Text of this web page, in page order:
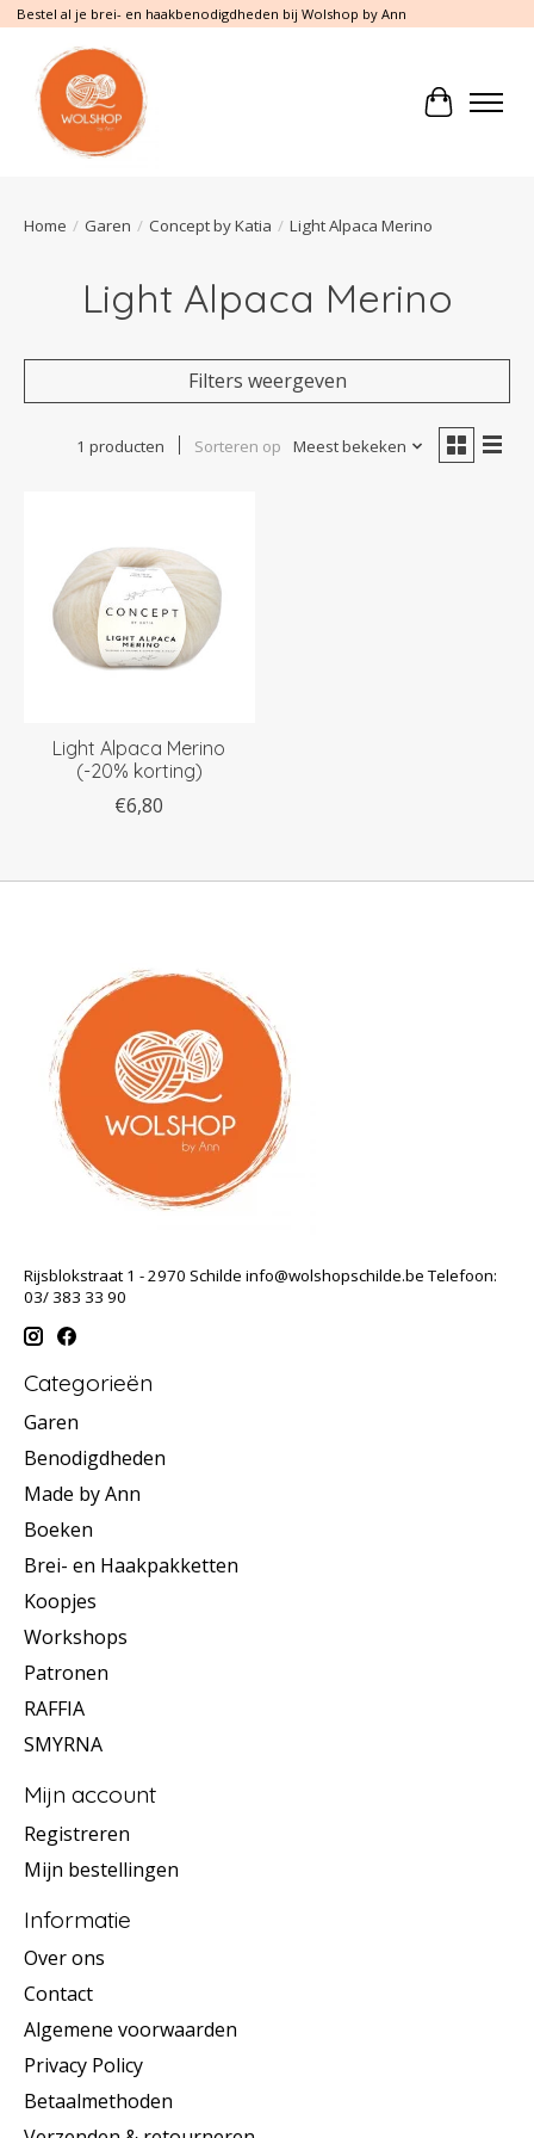
Bestel al je brei- en haakbenodigdheden bij Wolshop by Ann
Home / Garen / Concept by Katia / Light Alpaca Merino
Light Alpaca Merino
Filters weergeven
1 producten Sorteren op Meest bekeken
Light Alpaca Merino
(-20% korting)
€6,80
Rijsblokstraat 1 - 2970 Schilde info@wolshopschilde.beTelefoon:
03/ 383 33 90
Categorieën
Garen
Benodigdheden
Made by Ann
Boeken
Brei- en Haakpakketten
Koopjes
Workshops
Patronen
RAFFIA
SMYRNA
Mijn account
Registreren
Mijn bestellingen
Informatie
Over ons
Contact
Algemene voorwaarden
Privacy Policy
Betaalmethoden